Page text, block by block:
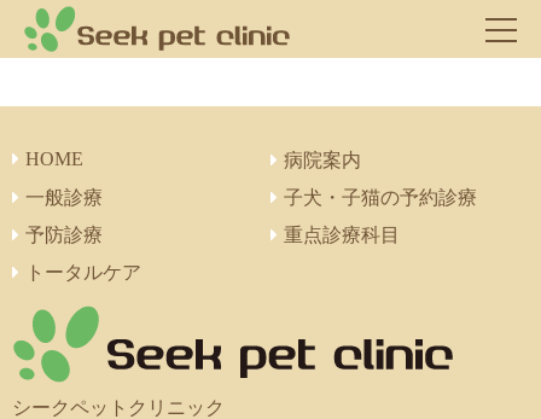
HOME
病院案内
一般診療
子犬・子猫の予約診療
予防診療
重点診療科目
トータルケア
シークペットクリニック